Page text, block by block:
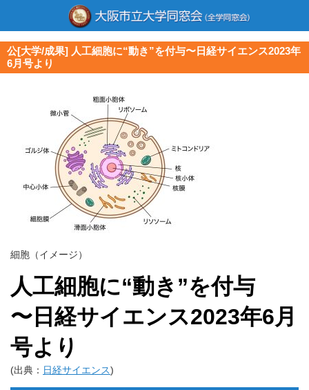
公[大学/成果] 人工細胞に“動き”を付与〜日経サイエンス2023年
6月号より
細胞（イメージ）
人工細胞に“動き”を付与
〜日経サイエンス2023年6月
号より
(出典： 日経サイエンス)